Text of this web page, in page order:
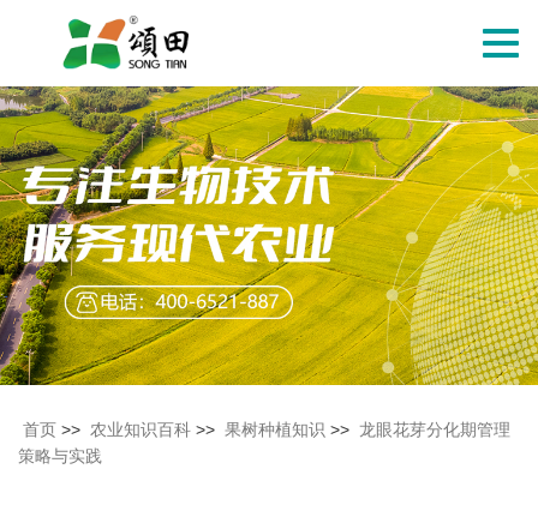
切
导
航
首页 >> 农业知识百科 >> 果树种植知识 >> 龙眼花芽分化期管理
策略与实践